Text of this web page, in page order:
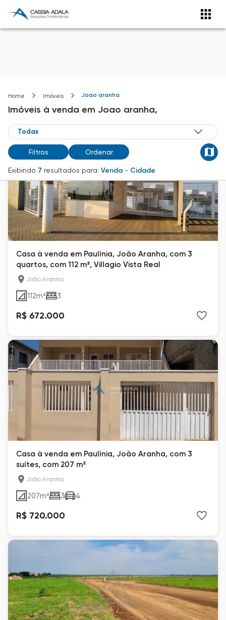
Home Imóveis Joao aranha
Imóveis à venda em Joao aranha,
Filtros Ordenar
Exibindo 7 resultados para: Venda - Cidade
Casa à venda em Paulínia, João Aranha, com 3
quartos, com 112 m², Villagio Vista Real
João Aranha
112m² 3
R$ 672.000
Casa à venda em Paulínia, João Aranha, com 3
suítes, com 207 m²
João Aranha
207m² 3 4
R$ 720.000